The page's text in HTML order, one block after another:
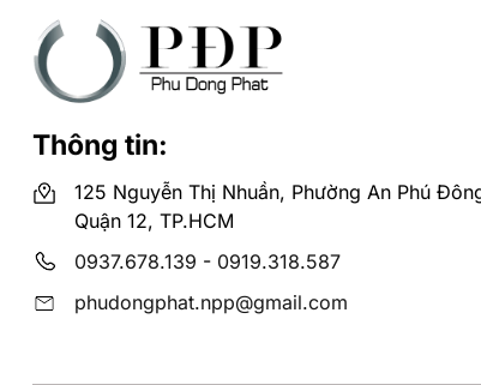
Thông tin:
125 Nguyễn Thị Nhuần, Phường An Phú
Quận 12, TP.HCM
0937.678.139 - 0919.318.587
phudongphat.npp@gmail.com